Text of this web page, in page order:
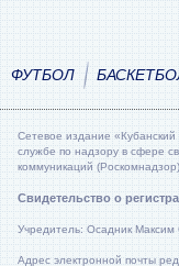
ФУТБОЛ
Сетевое издание
службе по надзору в сфере
коммуникаций
Свидетельство о
Учредитель: Осадник
Адрес электронной почты